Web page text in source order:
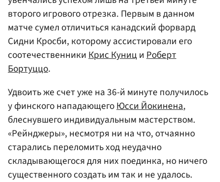
второго игрового отрезка. Первым в данном
матче сумел отличиться канадский форвард
Сидни Кросби, которому ассистировали его
соотечественникиКрис КунициРоберт
Бортуццо.
Удвоить же счет уже на 36-й минуте получилось
у финского нападающегоЮсси Йокинена,
блеснувшего индивидуальным мастерством.
«Рейнджеры», несмотря ни на что, отчаянно
старались переломить ход неудачно
складывающегося для них поединка, но ничего
существенного создать им так и не удалось.